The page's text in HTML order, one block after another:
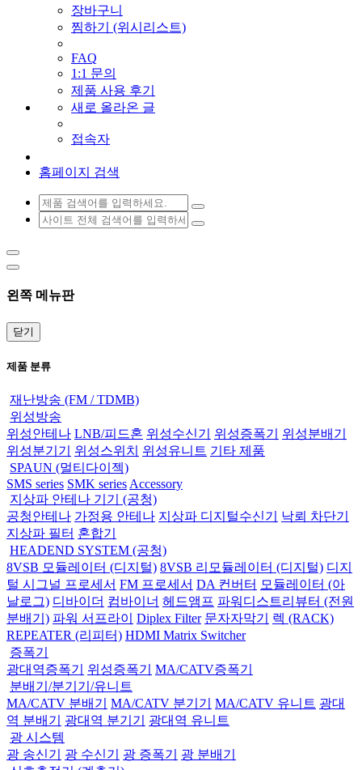
장바구니
찜하기 (위시리스트)
FAQ
1:1 문의
제품 사용 후기
새로 올라온 글
접속자
홈페이지 검색
왼쪽 메뉴판
닫기
제품 분류
재난방송 (FM / TDMB)
위성방송
위성안테나 LNB/피드혼 위성수신기 위성증폭기
위성분배기
위성분기기
위성스위치 위성유니트 기타 제품
SPAUN (멀티다이젝)
SMS series SMK series Accessory
지상파 안테나 기기 (공청)
공청안테나 가정용 안테나 지상파 디지털수신기
낙뢰 차단기
지상파 필터 혼합기
HEADEND SYSTEM (공청)
8VSB 모듈레이터 (디지털) 8VSB 리모듈레이터 (디지털) 디지
털 시그널 프로세서 FM 프로세서 DA 컨버터 모듈레이터 (아
날로그) 디바이더 컴바이너 헤드앰프 파워디스트리뷰터 (전원
분배기) 파워 서프라이 Diplex Filter 문자자막기
렉 (RACK)
REPEATER (리피터) HDMI Matrix Switcher
증폭기
광대역증폭기
위성증폭기
MA/CATV증폭기
분배기/분기기/유니트
MA/CATV 분배기
MA/CATV 분기기 MA/CATV 유니트 광대
역 분배기
광대역 분기기
광대역 유니트
광 시스템
광 송신기
광 수신기 광 증폭기
광 분배기